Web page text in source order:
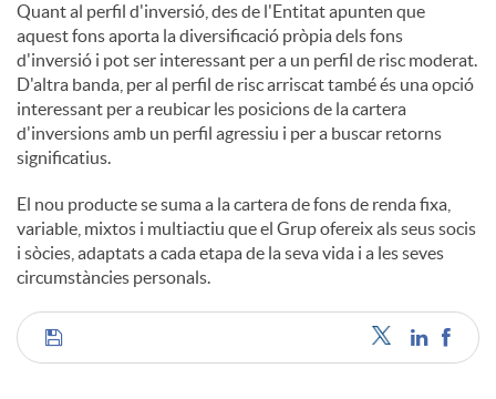
Quant al perfil d'inversió, des de l'Entitat apunten que
aquest fons aporta la diversificació pròpia dels fons
d'inversió i pot ser interessant per a un perfil de risc moderat.
D'altra banda, per al perfil de risc arriscat també és una opció
interessant per a reubicar les posicions de la cartera
d'inversions amb un perfil agressiu i per a buscar retorns
significatius.
El nou producte se suma a la cartera de fons de renda fixa,
variable, mixtos i multiactiu que el Grup ofereix als seus socis
i sòcies, adaptats a cada etapa de la seva vida i a les seves
circumstàncies personals.
C